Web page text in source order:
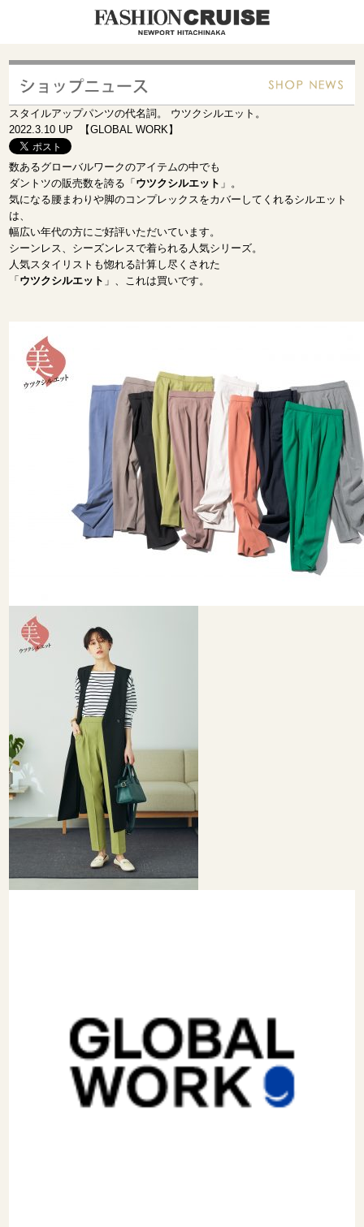
スタイルアップパンツの代名詞。 ウツクシルエット。
2022.3.10 UP 【GLOBAL WORK】
数あるグローバルワークのアイテムの中でも
ダントツの販売数を誇る「 ウツクシルエット 」。
気になる腰まわりや脚のコンプレックスをカバーしてくれるシルエット
は、
幅広い年代の方にご好評いただいています。
シーンレス、シーズンレスで着られる人気シリーズ。
人気スタイリストも惚れる計算し尽くされた
「 ウツクシルエット 」、これは買いです。